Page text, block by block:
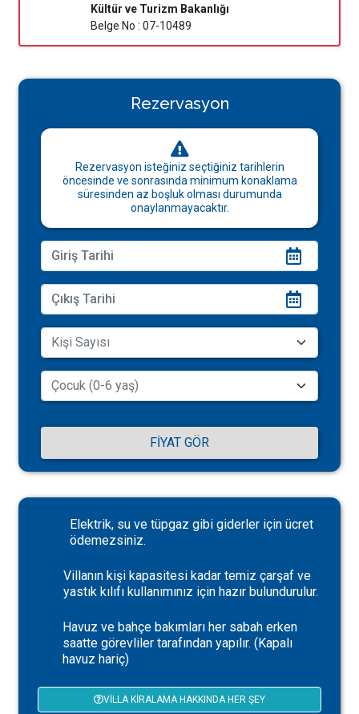
Kültür ve Turizm Bakanlığı
Belge No : 07-10489
Rezervasyon
Rezervasyon isteğiniz seçtiğiniz tarihlerin
öncesinde ve sonrasında minimum konaklama
süresinden az boşluk olması durumunda
onaylanmayacaktır.
FIYAT GÖR
Elektrik, su ve tüpgaz gibi giderler için ücret
ödemezsiniz.
Villanın kişi kapasitesi kadar temiz çarşaf ve
yastık kılıfı kullanımınız için hazır bulundurulur.
Havuz ve bahçe bakımları her sabah erken
saatte görevliler tarafından yapılır. (Kapalı
havuz hariç)
VILLA KIRALAMA HAKKINDA HER ŞEY